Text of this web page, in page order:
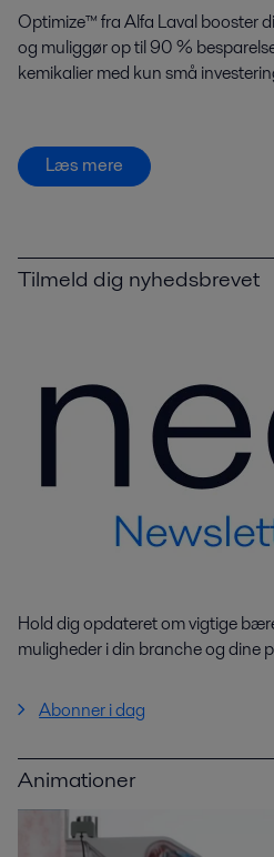
Optimize™ fra Alfa Laval booster
og muliggør op til 90 %
kemikalier med kun små
Læs mere
Tilmeld dig nyhedsbrevet
Hold dig opdateret om vigtige
muligheder i din branche og dine
Abonner i dag
Animationer